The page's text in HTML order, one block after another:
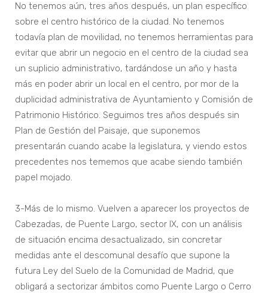
No tenemos aún, tres años después, un plan específico
sobre el centro histórico de la ciudad. No tenemos
todavía plan de movilidad, no tenemos herramientas para
evitar que abrir un negocio en el centro de la ciudad sea
un suplicio administrativo, tardándose un año y hasta
más en poder abrir un local en el centro, por mor de la
duplicidad administrativa de Ayuntamiento y Comisión de
Patrimonio Histórico. Seguimos tres años después sin
Plan de Gestión del Paisaje, que suponemos
presentarán cuando acabe la legislatura, y viendo estos
precedentes nos tememos que acabe siendo también
papel mojado.
3-Más de lo mismo. Vuelven a aparecer los proyectos de
Cabezadas, de Puente Largo, sector IX, con un análisis
de situación encima desactualizado, sin concretar
medidas ante el descomunal desafío que supone la
futura Ley del Suelo de la Comunidad de Madrid, que
obligará a sectorizar ámbitos como Puente Largo o Cerro